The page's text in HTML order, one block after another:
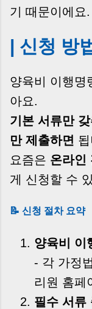
기 때문이에요.
| 신청 방
양육비 이행명
아요.
기본 서류만
만 제출하면
요즘은 온라인
게 신청할 수
📝 신청 절차 요약
양육비 이
- 각 가정
리원 홈페
필수 서류